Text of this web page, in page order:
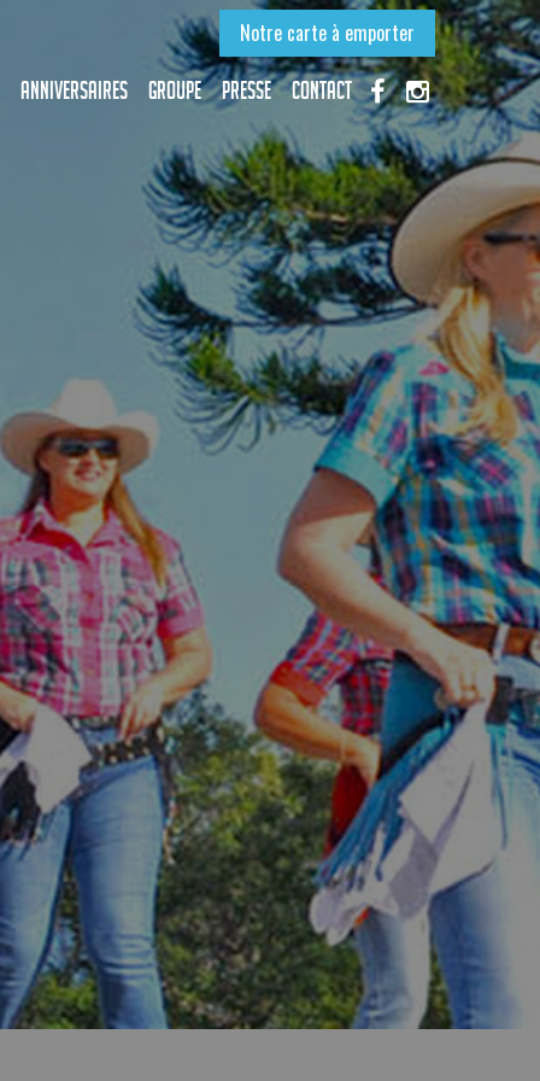
Notre carte à emporter
Anniversaires Groupe Presse Contact